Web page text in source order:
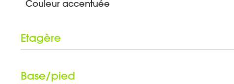
Couleur accentuée
Etagère
Inclinable
Base/pied